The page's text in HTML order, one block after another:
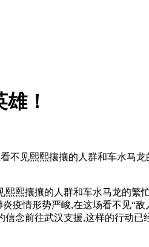
！
见熙熙攘攘的人群和车水马龙
攘攘的人群和车水马龙的繁
情形势严峻,在这场看不见“
念前往武汉支援,这样的行动